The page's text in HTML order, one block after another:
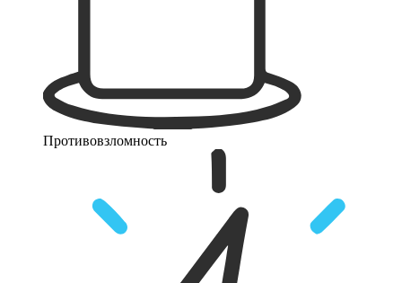
Противовзломность